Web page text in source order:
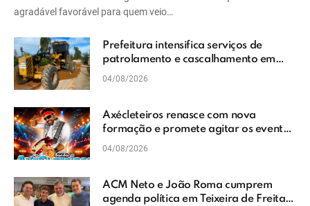
agradável favorável para quem veio…
Prefeitura intensifica serviços de
patrolamento e cascalhamento em
Vera Cruz
04/08/2026
Axécleteiros renasce com nova
formação e promete agitar os eventos
do Extremo Sul da Bahia
04/08/2026
ACM Neto e João Roma cumprem
agenda política em Teixeira de Freitas